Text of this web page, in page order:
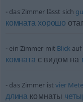
das Zimmer lässt sich
комнатахорошо
ein Zimmer mit Blickauf
комнатас видом на
das Zimmer istvier
длина комнаты